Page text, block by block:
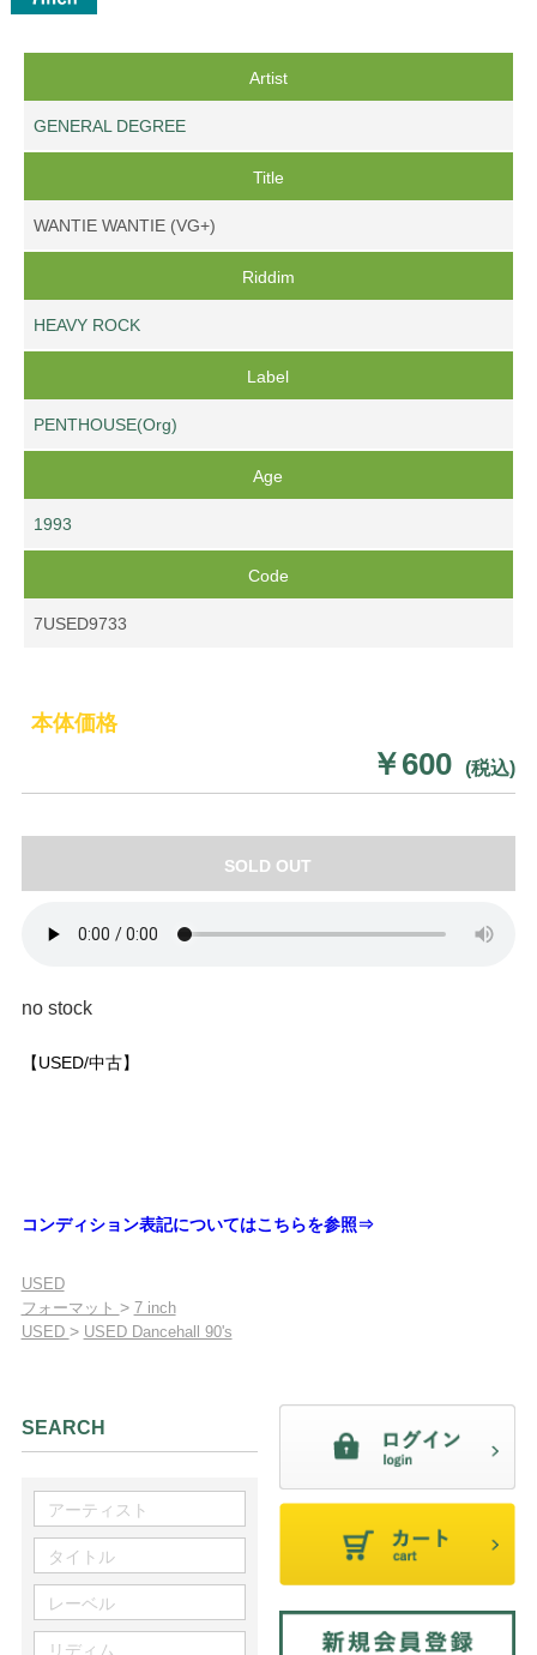
Artist
GENERAL DEGREE
Title
WANTIE WANTIE (VG+)
Riddim
HEAVY ROCK
Label
PENTHOUSE(Org)
Age
1993
Code
7USED9733
本体価格
￥600 (税込)
SOLD OUT
no stock
【USED/中古】
コンディション表記についてはこちらを参照⇒
USED
フォーマット > 7 inch
USED > USED Dancehall 90's
SEARCH